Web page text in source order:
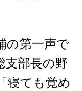
の第一声で
支部長の野
寝ても覚め